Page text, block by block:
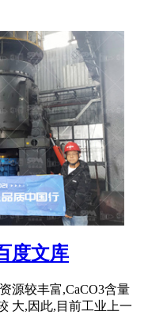
度文库
源较丰富,CaCO3含量
大,因此,目前工业上一